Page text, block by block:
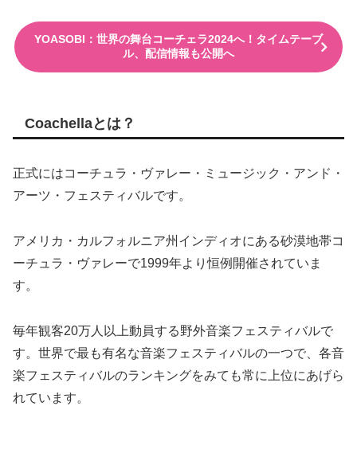
YOASOBI：世界の舞台コーチェラ2024へ！タイムテーブ
ル、配信情報も公開へ
Coachellaとは？
正式にはコーチュラ・ヴァレー・ミュージック・アンド・
アーツ・フェスティバルです。
アメリカ・カルフォルニア州インディオにある砂漠地帯コ
ーチュラ・ヴァレーで1999年より恒例開催されていま
す。
毎年観客20万人以上動員する野外音楽フェスティバルで
す。世界で最も有名な音楽フェスティバルの一つで、各音
楽フェスティバルのランキングをみても常に上位にあげら
れています。